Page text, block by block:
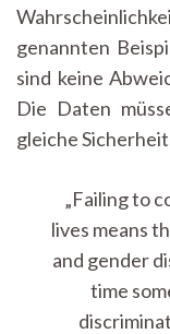
genannten
sind keine
Die Daten
gleiche
„Failing to
lives means
and gender
time